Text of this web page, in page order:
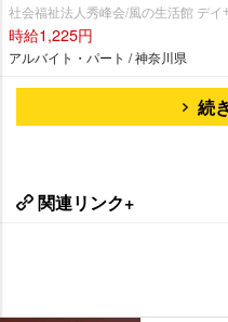
社会福祉法人秀峰会/風の生活館 デイ
時給1,225円
アルバイト・パート / 神奈川県
続
関連リンク+